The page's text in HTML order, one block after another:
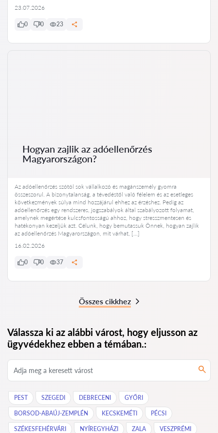
23.07.2026
0 0 23
Hogyan zajlik az adóellenőrzés
Magyarországon?
Az adóellenőrzés szótól sok vállalkozó és magánszemély gyomra
összeszorul. A bizonytalanság, a tévedéstől való félelem és az esetleges
következmények súlya mind hozzájárul ehhez az érzéshez. Pedig az
adóellenőrzés egy rendszeres, jogszabályok által szabályozott folyamat,
amelynek megértése kulcsfontosságú ahhoz, hogy stresszmentesen és
hatékonyan kezeljük azt. Célunk, hogy bemutassuk Önnek, hogyan zajlik
az adóellenőrzés Magyarországon, mit várhat, […]
16.02.2026
0 0 37
Összes cikkhez
Válassza ki az alábbi várost, hogy eljusson az
ügyvédekhez ebben a témában.:
PEST SZEGEDI DEBRECENI GYŐRI
BORSOD-ABAÚJ-ZEMPLÉN KECSKEMÉTI PÉCSI
SZÉKESFEHÉRVÁRI NYÍREGYHÁZI ZALA VESZPRÉMI